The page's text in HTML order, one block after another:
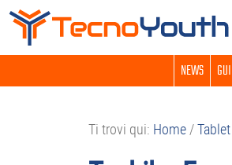
Passa
navigazione
Passa
contenuto
Passa
barra
Passa
piè
NEWS
Ti trovi qui: Home/Tablet